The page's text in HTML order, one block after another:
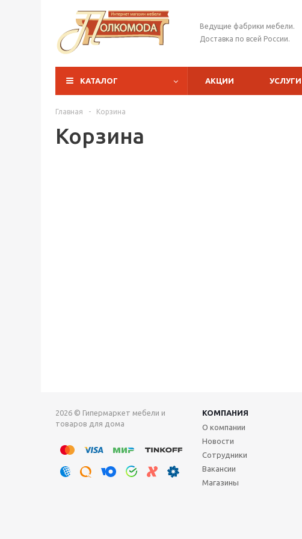
Ведущие фабрики мебели.
Доставка по всей России.
КАТАЛОГ АКЦИИ УСЛУГИ
Главная - Корзина
Корзина
2026 © Гипермаркет мебели и
товаров для дома
КОМПАНИЯ
О компании
Новости
Сотрудники
Вакансии
Магазины